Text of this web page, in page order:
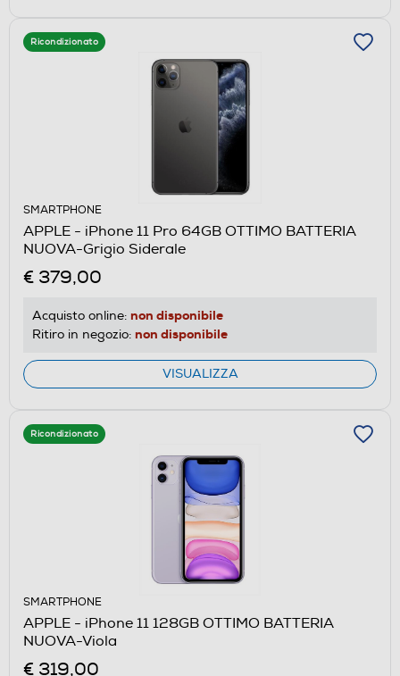
Ricondizionato
SMARTPHONE
APPLE - iPhone 11 Pro 64GB OTTIMO BATTERIA
NUOVA-Grigio Siderale
€ 379,00
Acquisto online: non disponibile
Ritiro in negozio: non disponibile
VISUALIZZA
Ricondizionato
SMARTPHONE
APPLE - iPhone 11 128GB OTTIMO BATTERIA
NUOVA-Viola
€ 319,00